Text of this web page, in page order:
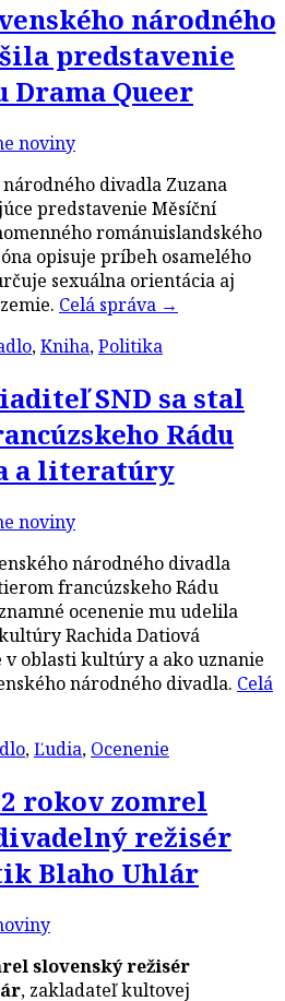
národného
predstavenie
Queer
noviny
divadla Zuzana
predstavenie Měsíční
románuislandského
opisuje príbeh osamelého
sexuálna orientácia aj
Celá správa →
,Kniha,Politika
SND sa stal
Rádu
a literatúry
noviny
národného divadla
francúzskeho Rádu
ocenenie mu udelila
Rachida Datiová
v oblasti kultúry a ako uznanie
národného divadla. Celá
,Ľudia, Ocenenie
rokov zomrel
režisér
Blaho Uhlár
slovenský režisér
, zakladateľ kultovej